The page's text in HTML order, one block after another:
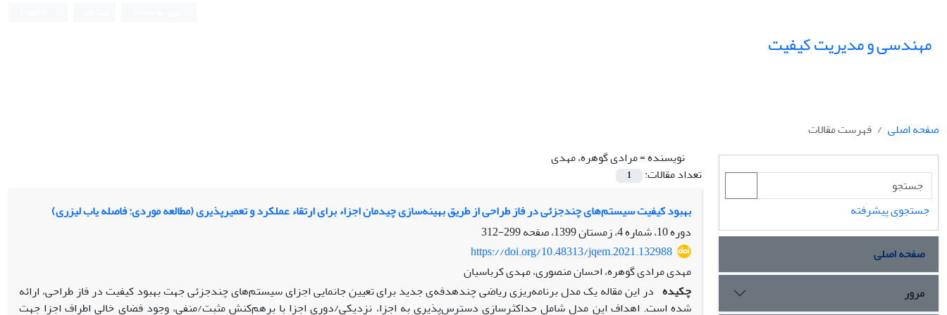
مهندسی و مدیریت کیفیت
صفحه اصلی
فهرست مقالات
نویسنده =مرادی گوهره، مهدی
تعداد مقالات:
1
بهبود کیفیت سیستم‌های چندجزئی در فاز طراحی از طریق بهینه‌سازی چیدمان اجزاء برای ارتقاء عملکرد و تعمیرپذیری (مطالعه موردی: فاصله یاب لیزری)
دوره 10، شماره 4، زمستان 1399، صفحه
299-312
https://doi.org/10.48313/jqem.2021.132988
مهدی مرادی گوهره، احسان منصوری، مهدی کرباسیان
چکیده در این مقاله یک مدل برنامه‌ریزی ریاضی چندهدفه‌ی جدید برای تعیین جانمایی اجزای سیستم‌های چندجزئی جهت بهبود کیفیت در فاز طراحی، ارائه
شده است. اهداف این مدل شامل حداکثرسازی دسترس‌پذیری به اجزا، نزدیکی/دوری اجزا با برهم‌کنش مثبت/منفی، وجود فضای خالی اطراف اجزا جهت
جستجوی پیشرفته
صفحه اصلی
مرور